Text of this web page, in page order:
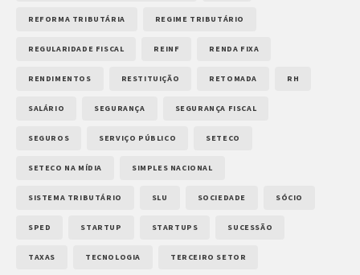
REFORMA TRIBUTÁRIA REGIME TRIBUTÁRIO
REGULARIDADE FISCAL REINF RENDA FIXA
RENDIMENTOS RESTITUIÇÃO RETOMADA RH
SALÁRIO SEGURANÇA SEGURANÇA FISCAL
SEGUROS SERVIÇO PÚBLICO SETECO
SETECO NA MÍDIA SIMPLES NACIONAL
SISTEMA TRIBUTÁRIO SLU SOCIEDADE SÓCIO
SPED STARTUP STARTUPS SUCESSÃO
TAXAS TECNOLOGIA TERCEIRO SETOR